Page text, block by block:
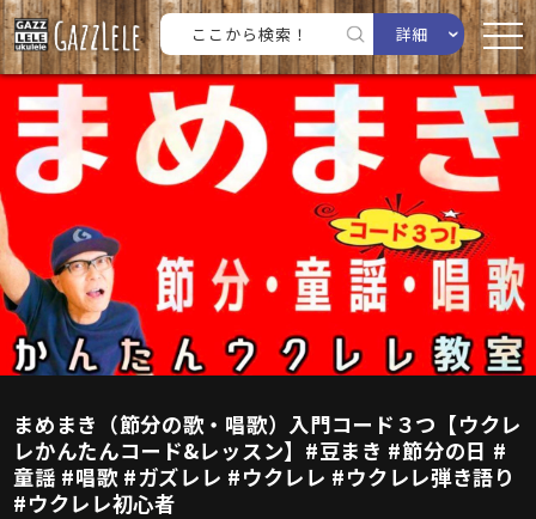
詳細
まめまき（節分の歌・唱歌）入門コード３つ【ウクレ
レかんたんコード&レッスン】#豆まき #節分の日 #
童謡 #唱歌 #ガズレレ #ウクレレ #ウクレレ弾き語り
#ウクレレ初心者